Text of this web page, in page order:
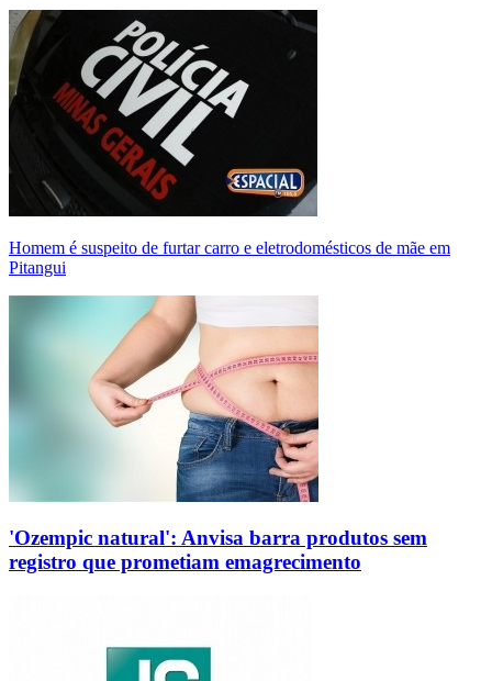
Homem é suspeito de furtar carro e eletrodomésticos de mãe em
Pitangui
'Ozempic natural': Anvisa barra produtos sem
registro que prometiam emagrecimento